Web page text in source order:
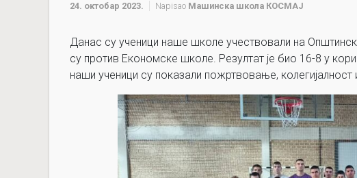
24. октобар 2023. Napisao Машинска школа КОСМАЈ
Данас су ученици наше школе учествовали на
су против Економске школе. Резултат је био 16-8 у
наши ученици су показали пожртвовање, колегијалност